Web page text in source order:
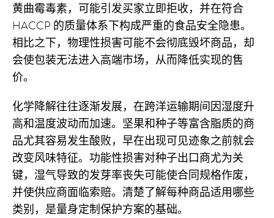
黄曲霉毒素，可能引发买家立即拒收，并在符合
HACCP 的质量体系下构成严重的食品安全隐患。
相比之下，物理性损害可能不会彻底毁坏商品，却
会使包装无法进入高端市场，从而降低实现的售
价。
化学降解往往逐渐发展，在跨洋运输期间因湿度升
高和温度波动而加速。坚果和种子等富含脂质的商
品尤其容易发生酸败，早在出现可见迹象之前就会
改变风味特征。功能性损害对种子出口商尤为关
键，湿气导致的发芽率丧失可能使合同规格作废，
并使供应商面临索赔。清楚了解每种商品适用哪些
类别，是量身定制保护方案的基础。